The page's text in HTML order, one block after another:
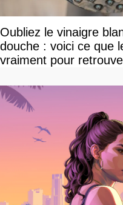
Oubliez le vinaigre
douche : voici ce que
vraiment pour